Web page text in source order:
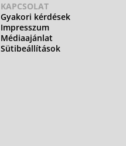
KAPCSOLAT
Gyakori kérdések
Impresszum
Médiaajánlat
Sütibeállítások